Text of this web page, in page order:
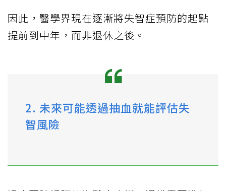
因此，醫學界現在逐漸將失智症預防的起點
提前到中年，而非退休之後。
2. 未來可能透過抽血就能評估失
智風險